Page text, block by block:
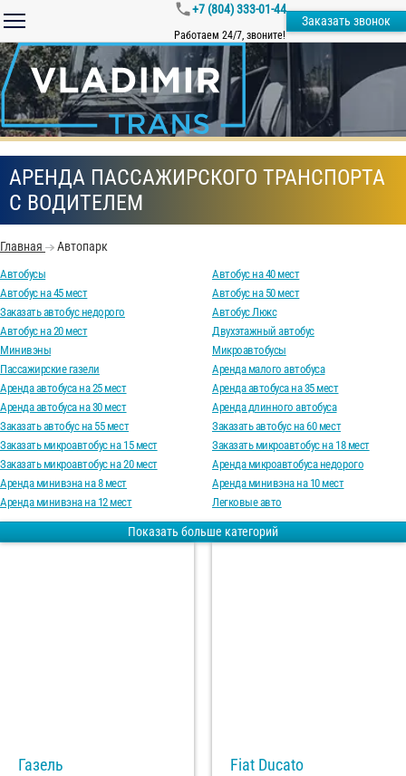
+7 (804) 333-01-44
Работаем 24/7, звоните!
Заказать звонок
АРЕНДА ПАССАЖИРСКОГО ТРАНСПОРТА
С ВОДИТЕЛЕМ
Главная Автопарк
Автобусы
Автобус на 40 мест
Автобус на 45 мест
Автобус на 50 мест
Заказать автобус недорого
Автобус Люкс
Автобус на 20 мест
Двухэтажный автобус
Минивэны
Микроавтобусы
Пассажирские газели
Аренда малого автобуса
Аренда автобуса на 25 мест
Аренда автобуса на 35 мест
Аренда автобуса на 30 мест
Аренда длинного автобуса
Заказать автобус на 55 мест
Заказать автобус на 60 мест
Заказать микроавтобус на 15 мест
Заказать микроавтобус на 18 мест
Заказать микроавтобус на 20 мест
Аренда микроавтобуса недорого
Аренда минивэна на 8 мест
Аренда минивэна на 10 мест
Аренда минивэна на 12 мест
Легковые авто
Показать больше категорий
Газель
Fiat Ducato
СПолитикой конфиденциальностиознакомлен(а), даю согласие на
обработку моих Персональных данных
Отправить заказ